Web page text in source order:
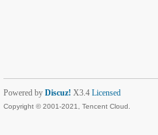
Powered by Discuz! X3.4 Licensed
Copyright © 2001-2021, Tencent Cloud.